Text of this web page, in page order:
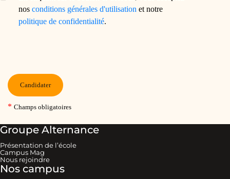
Groupe Alternance
Présentation de l’école
Campus Mag
Nous rejoindre
Nos campus